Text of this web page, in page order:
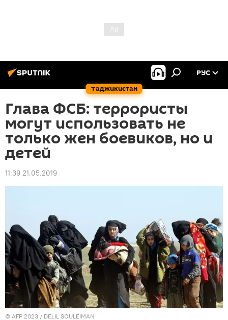
Таджикистан
РУС
Глава ФСБ: террористы
могут использовать не
только жен боевиков, но и
детей
11:39 21.05.2019
© AFP 2023 / DELIL SOULEIMAN